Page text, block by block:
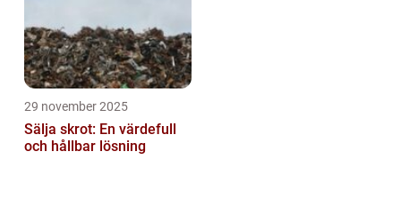
29 november 2025
Sälja skrot: En värdefull
och hållbar lösning